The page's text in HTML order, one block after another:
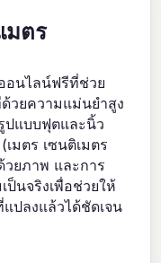
มตร
อนไลน์ฟรีที่ช่วย
วยความแม่นยำสูง
ปแบบฟุตและนิ้ว
มตร เซนติเมตร
วยภาพ และการ
ป็นจริงเพื่อช่วยให้
ปลงแล้วได้ชัดเจน